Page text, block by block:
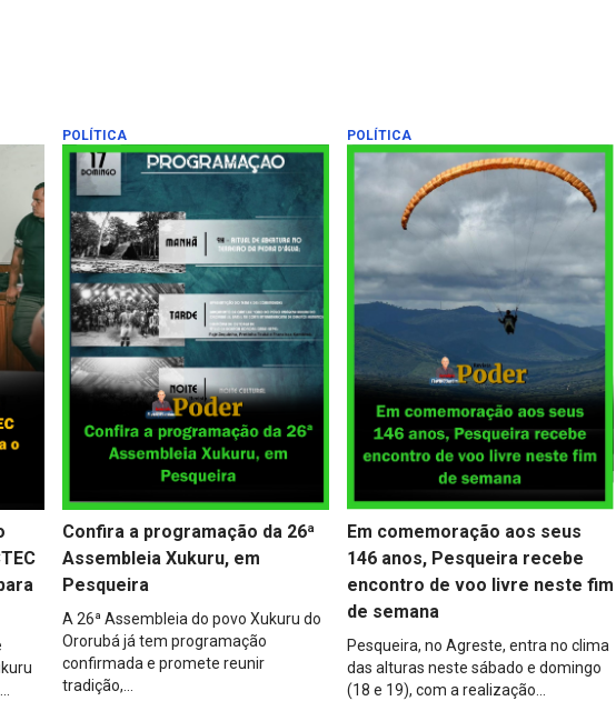
POLÍTICA
Confira a programação da 26ª
Assembleia Xukuru, em
Pesqueira
A 26ª Assembleia do povo Xukuru do
Ororubá já tem programação
confirmada e promete reunir
tradição,...
POLÍTICA
Em comemoração aos seus
146 anos, Pesqueira recebe
encontro de voo livre neste fim
de semana
Pesqueira, no Agreste, entra no clima
das alturas neste sábado e domingo
(18 e 19), com a realização...